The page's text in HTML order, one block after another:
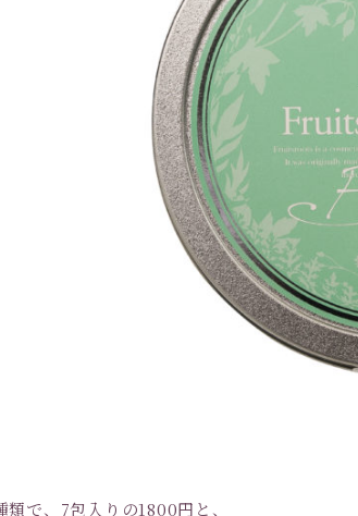
類で、7包入りの1800円と、